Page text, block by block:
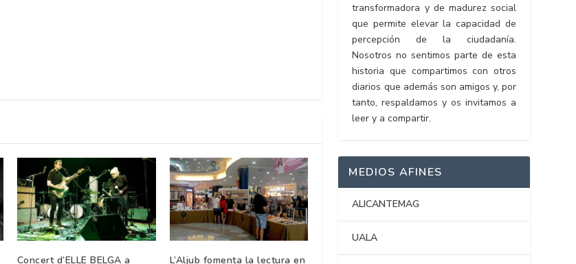
Concert d’ELLE BELGA a
L’Aljub fomenta la lectura en
transformadora y de madurez social
que permite elevar la capacidad de
percepción de la ciudadanía.
Nosotros no sentimos parte de esta
historia que compartimos con otros
diarios que además son amigos y, por
tanto, respaldamos y os invitamos a
leer y a compartir.
MEDIOS AFINES
ALICANTEMAG
UALA